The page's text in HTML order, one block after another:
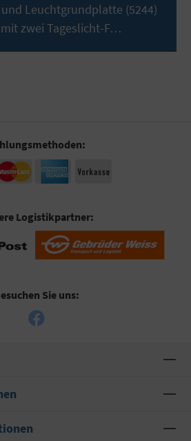
Leuchtgrundplatte (5244)
mit zwei Tageslicht-F…
Logistikpartner:
Sie uns: